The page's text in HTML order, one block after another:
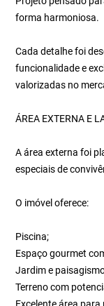
forma harmoniosa.
Cada detalhe foi
funcionalidade e
valorizadas no
ÁREA EXTERNA E
A área externa foi
especiais de
O imóvel oferece:
Piscina;
Espaço gourmet
Jardim e
Terreno com